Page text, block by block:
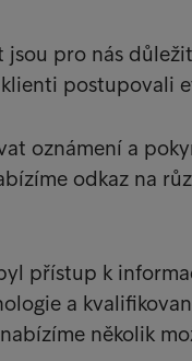
pro nás
postupovali
oznámení a
odkaz na
přístup k
a
několik